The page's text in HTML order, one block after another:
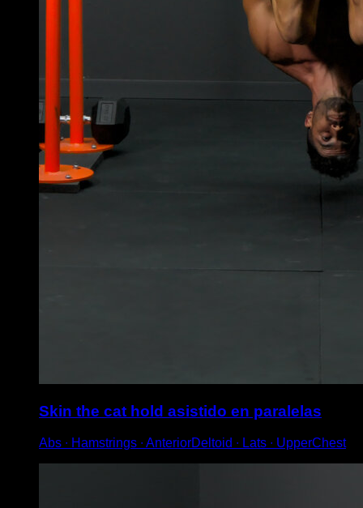
Skin the cat hold asistido en paralelas
Abs ∙ Hamstrings ∙ AnteriorDeltoid ∙ Lats ∙ UpperChest